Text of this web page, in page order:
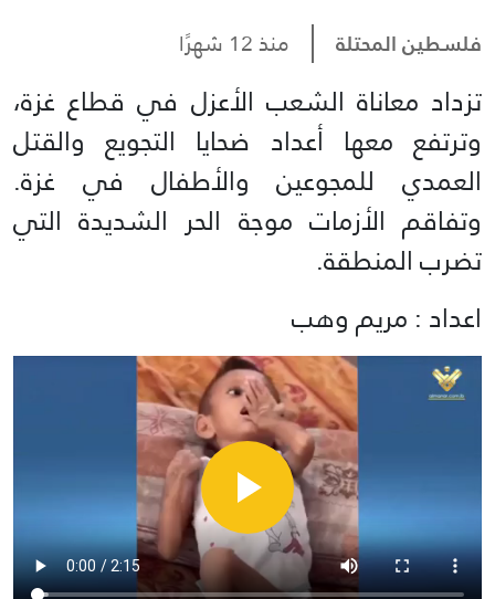
فلسطين المحتلة منذ 12 شهرًا
تزداد معاناة الشعب الأعزل في قطاع غزة،
وترتفع معها أعداد ضحايا التجويع والقتل
العمدي للمجوعين والأطفال في غزة.
وتفاقم الأزمات موجة الحر الشديدة التي
تضرب المنطقة.
اعداد : مريم وهب